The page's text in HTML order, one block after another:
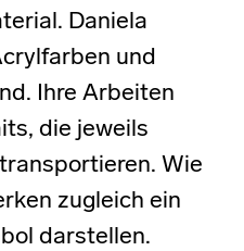
Daniela
und
Ihre Arbeiten
die jeweils
Wie
zugleich ein
darstellen.